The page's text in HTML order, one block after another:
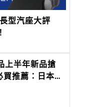
型汽座大評
上半年新品搶
推薦：日本缺